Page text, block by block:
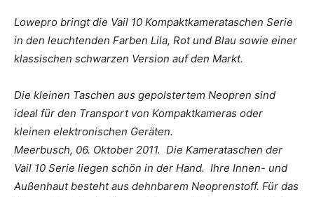
Lowepro bringt die Vail 10 Kompaktkamerataschen Serie
in den leuchtenden Farben Lila, Rot und Blau sowie einer
klassischen schwarzen Version auf den Markt.
Die kleinen Taschen aus gepolstertem Neopren sind
ideal für den Transport von Kompaktkameras oder
kleinen elektronischen Geräten.
Meerbusch, 06. Oktober 2011. Die Kamerataschen der
Vail 10 Serie liegen schön in der Hand. Ihre Innen- und
Außenhaut besteht aus dehnbarem Neoprenstoff. Für das